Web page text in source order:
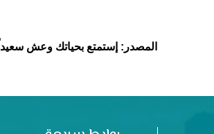
المصدر: إستمتع بحياتك وعش سعيداً